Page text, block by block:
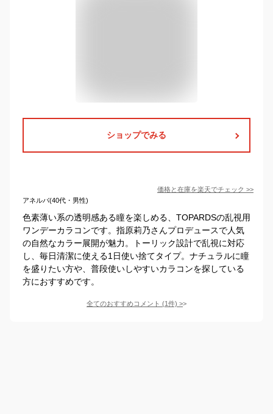
ショップでみる
価格と在庫を楽天でチェック >>
アネルバ(40代・男性)
色素薄い系の透明感ある瞳を楽しめる、TOPARDSの乱視用
ワンデーカラコンです。指原莉乃さんプロデュースで人気
の自然なカラー展開が魅力。トーリック設計で乱視に対応
し、毎日清潔に使える1日使い捨てタイプ。ナチュラルに瞳
を盛りたい方や、普段使いしやすいカラコンを探している
方におすすめです。
全てのおすすめコメント (1件) >